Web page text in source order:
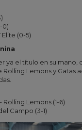
0)
Elite (0-5)
ya el título en su
Rolling Lemons y
Lemons (1-6)
Campo (3-1)